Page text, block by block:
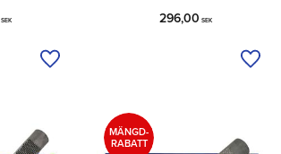
SEK
Lägg till i önskelista
296,00 SEK
MÄNGD-
RABATT